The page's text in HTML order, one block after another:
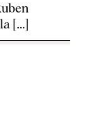
[...]